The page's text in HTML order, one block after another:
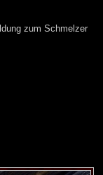
zum Schmelzer